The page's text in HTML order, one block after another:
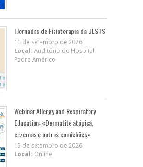
I Jornadas de Fisioterapia da ULSTS
11 de setembro de 2026
Local: Auditório do Hospital
Padre Américo
Webinar Allergy and Respiratory
Education: «Dermatite atópica,
eczemas e outras comichões»
15 de setembro de 2026
Local: Online